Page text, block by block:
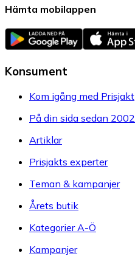
Hämta mobilappen
Konsument
Kom igång med Prisjakt
På din sida sedan 2002
Artiklar
Prisjakts experter
Teman & kampanjer
Årets butik
Kategorier A-Ö
Kampanjer